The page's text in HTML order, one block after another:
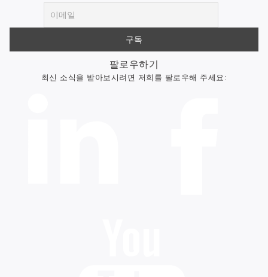
팔로우하기
최신 소식을 받아보시려면 저희를 팔로우해 주세요: